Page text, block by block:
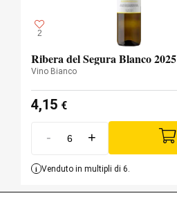
2
Ribera del Segura Blanco 2025
Vino Bianco
4,15 €
- +
i Venduto in multipli di 6.